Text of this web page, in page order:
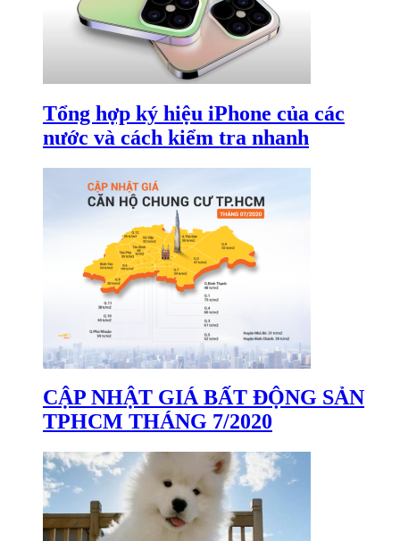
Tổng hợp ký hiệu iPhone của các
nước và cách kiểm tra nhanh
CẬP NHẬT GIÁ BẤT ĐỘNG SẢN
TPHCM THÁNG 7/2020